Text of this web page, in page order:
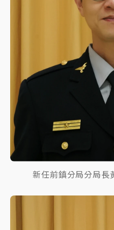
新任前鎮分局分局長